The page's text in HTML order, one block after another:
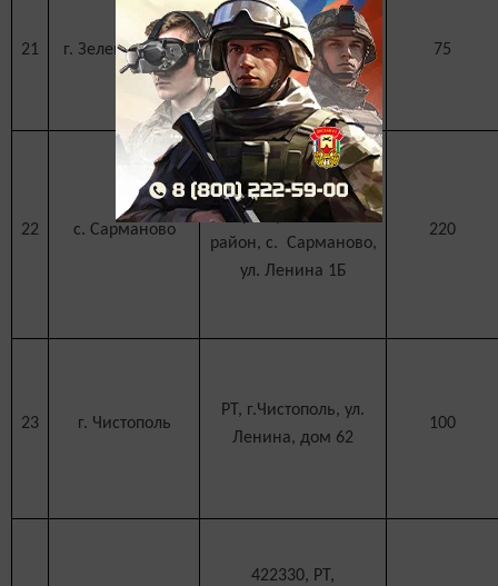
21 г. Зеленодольск
РТ, 422540,
г.Зеленодольск, ул.
Комарова, д.15а
75
22 с. Сарманово
Сармановский
муниципальный
район, с. Сарманово,
ул. Ленина 1Б
220
23 г. Чистополь
РТ, г.Чистополь, ул.
Ленина, дом 62
100
422330, РТ,